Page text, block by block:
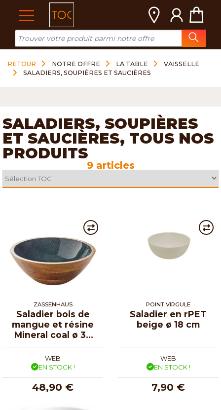
RETOUR NOTRE OFFRE LA TABLE
VAISSELLE
SALADIERS, SOUPIÈRES ET SAUCIÈRES
SALADIERS, SOUPIÈRES
ET SAUCIÈRES, TOUS NOS
PRODUITS
9 articles
ZASSENHAUS
Saladier bois de
mangue et résine
Mineral coal ø 30
cm
WEB
EN STOCK !
48,90 €
POINT VIRGULE
Saladier en rPET
beige ø 18 cm
WEB
EN STOCK !
7,90 €
Cookies management panel